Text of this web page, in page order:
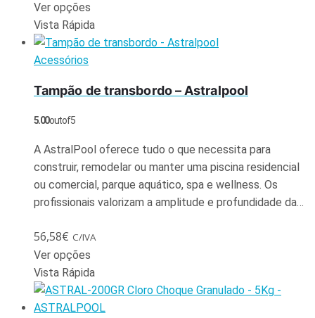
Ver opções
Vista Rápida
Acessórios
Tampão de transbordo – Astralpool
5.00out of 5
A AstralPool oferece tudo o que necessita para
construir, remodelar ou manter uma piscina residencial
ou comercial, parque aquático, spa e wellness. Os
profissionais valorizam a amplitude e profundidade da…
56,58€ C/IVA
Ver opções
Vista Rápida